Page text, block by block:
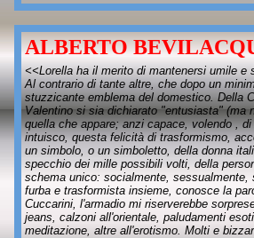
ALBERTO
<<Lorella ha il merito di mantenersi umile
Al contrario di tante altre, che dopo un
stuzzicante emblema del domestico. Della
Valentino si sia dichiarato "entusiasta" (ma
quella che appare; anzi capace, volendo ,
intuisco, questa felicità di trasformismo,
un simbolo, o un simboletto, della donna
specchio dei mille possibili volti, della
schema unico: socialmente,
furba e trasformista insieme, conosce la
Cuccarini, l'armadio mi riserverebbe
jeans, calzoni all'orientale, paludamenti
meditazione, altre all'erotismo. Molti e